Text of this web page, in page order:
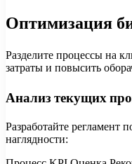
Оптимизация
Разделите процессы на
затраты и повысить
Анализ текущих
Разработайте регламент
наглядности: